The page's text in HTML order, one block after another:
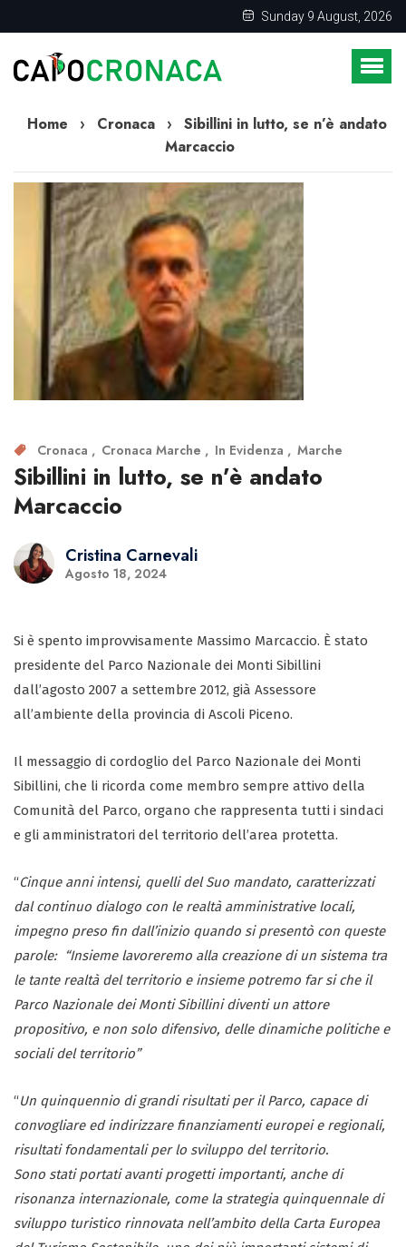
Sunday 9 August, 2026
Home › Cronaca ›
Sibillini in lutto, se n’è andato
Marcaccio
Cronaca Cronaca Marche In Evidenza Marche
Sibillini in lutto, se n’è andato
Marcaccio
Cristina Carnevali
Agosto 18, 2024
Si è spento improvvisamente Massimo Marcaccio. È stato
presidente del Parco Nazionale dei Monti Sibillini
dall’agosto 2007 a settembre 2012, già Assessore
all’ambiente della provincia di Ascoli Piceno.
Il messaggio di cordoglio del Parco Nazionale dei Monti
Sibillini, che li ricorda come membro sempre attivo della
Comunità del Parco, organo che rappresenta tutti i sindaci
e gli amministratori del territorio dell’area protetta.
“Cinque anni intensi, quelli del Suo mandato, caratterizzati
dal continuo dialogo con le realtà amministrative locali,
impegno preso fin dall’inizio quando si presentò con queste
parole: “Insieme lavoreremo alla creazione di un sistema tra
le tante realtà del territorio e insieme potremo far si che il
Parco Nazionale dei Monti Sibillini diventi un attore
propositivo, e non solo difensivo, delle dinamiche politiche e
sociali del territorio”
“Un quinquennio di grandi risultati per il Parco, capace di
convogliare ed indirizzare finanziamenti europei e regionali,
risultati fondamentali per lo sviluppo del territorio.
Sono stati portati avanti progetti importanti, anche di
risonanza internazionale, come la strategia quinquennale di
sviluppo turistico rinnovata nell’ambito della Carta Europea